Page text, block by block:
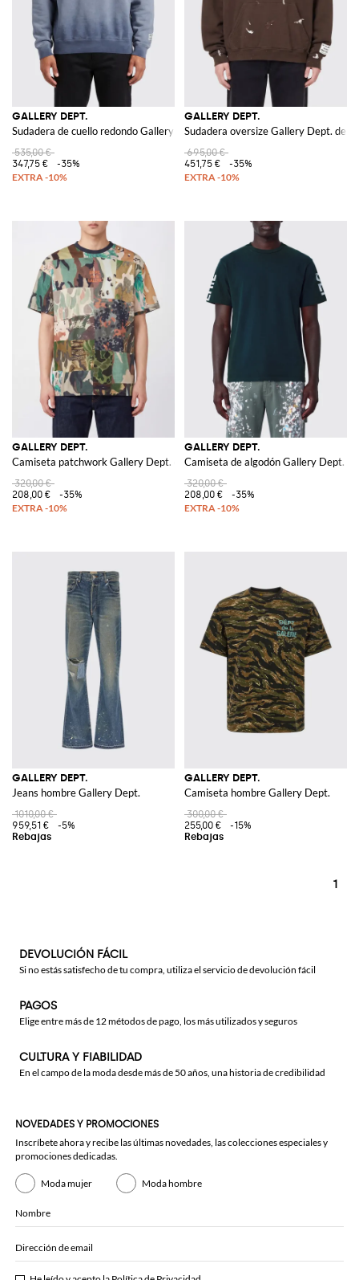
GALLERY DEPT.
Sudadera de cuello redondo Gallery Dept. en algodón con logo a contraste
535,00 €
347,75 €
-35%
GALLERY DEPT.
Sudadera oversize Gallery Dept. de
695,00 €
451,75 €
-35%
GALLERY DEPT.
Camiseta patchwork Gallery Dept. de algodón con estampado de logo en
320,00 €
208,00 €
-35%
GALLERY DEPT.
Camiseta de algodón Gallery Dept.
320,00 €
208,00 €
-35%
GALLERY DEPT.
Jeans hombre Gallery Dept.
1010,00 €
959,51 €
-5%
GALLERY DEPT.
Camiseta hombre Gallery Dept.
300,00 €
255,00 €
-15%
1
DEVOLUCIÓN FÁCIL
Si no estás satisfecho de tu compra, utiliza el servicio de devolución fácil
PAGOS
Elige entre más de 12 métodos de pago, los más utilizados y seguros
CULTURA Y FIABILIDAD
En el campo de la moda desde más de 50 años, una historia de credibilidad
NOVEDADES Y PROMOCIONES
Inscríbete ahora y recibe las últimas novedades, las colecciones especiales y
promociones dedicadas.
Moda mujer Moda hombre
Nombre
Dirección de email